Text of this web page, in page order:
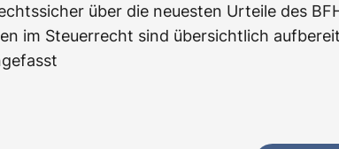
über die neuesten Urteile des
im Steuerrecht sind übersichtlich